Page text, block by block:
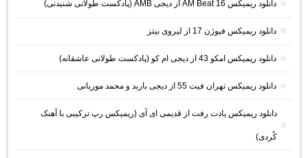
دانلود ریمیکس AM Beat 16 از دیجی AMB (پادکست طولانی شنیدنی)
دانلود ریمیکس فیوژن 17 از لیروی بیتز
دانلود ریمیکس امکو 43 از دیجی ام کو (پادکست طولانی عاشقانه)
دانلود ریمیکس تهران فیت 55 از دیجی باربد و محمد موریانی
دانلود ریمیکس یادت رفت از قدیمی ای آی (ریمیکس رپ ترکیبی با آهنک
کُردی)